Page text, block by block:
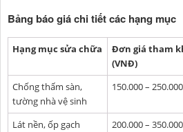
Bảng báo giá chi tiết các hạng mục
Hạng mục sửa chữa
Đơn giá tham
(VNĐ)
Chống thấm sàn,
tường nhà vệ sinh
150.000 –
Lát nền, ốp gạch
200.000 –